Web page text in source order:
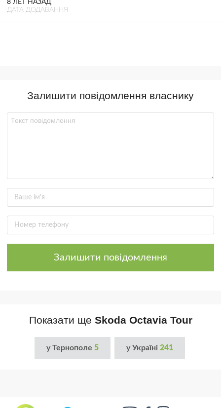
8 ЛЕТ НАЗАД
ДАТА ДОДАВАННЯ
Залишити повідомлення власнику
Залишити повідомлення
Показати ще Skoda Octavia Tour
у Тернополе 5 у Україні 241